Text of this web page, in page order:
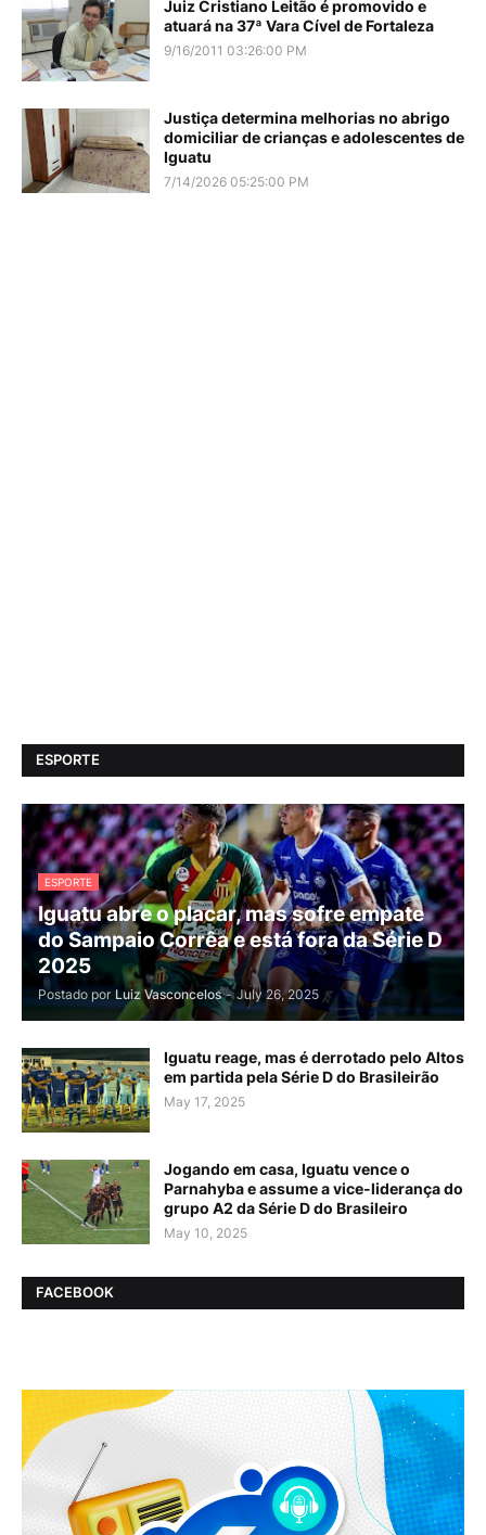
Juiz Cristiano Leitão é promovido e
atuará na 37ª Vara Cível de Fortaleza
9/16/2011 03:26:00 PM
Justiça determina melhorias no abrigo
domiciliar de crianças e adolescentes de
Iguatu
7/14/2026 05:25:00 PM
ESPORTE
ESPORTE
Iguatu abre o placar, mas sofre empate
do Sampaio Corrêa e está fora da Série D
2025
Postado por Luiz Vasconcelos - July 26, 2025
Iguatu reage, mas é derrotado pelo Altos
em partida pela Série D do Brasileirão
May 17, 2025
Jogando em casa, Iguatu vence o
Parnahyba e assume a vice-liderança do
grupo A2 da Série D do Brasileiro
May 10, 2025
FACEBOOK